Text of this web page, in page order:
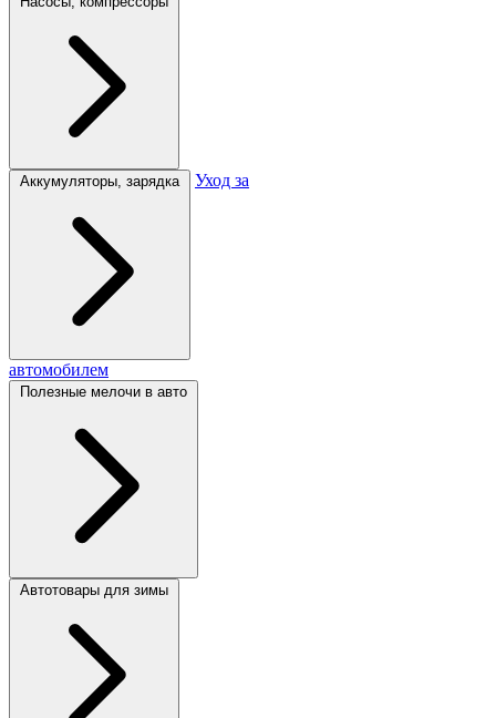
Аккумуляторы, зарядка Уход за
автомобилем
Полезные мелочи в авто
Автотовары для зимы